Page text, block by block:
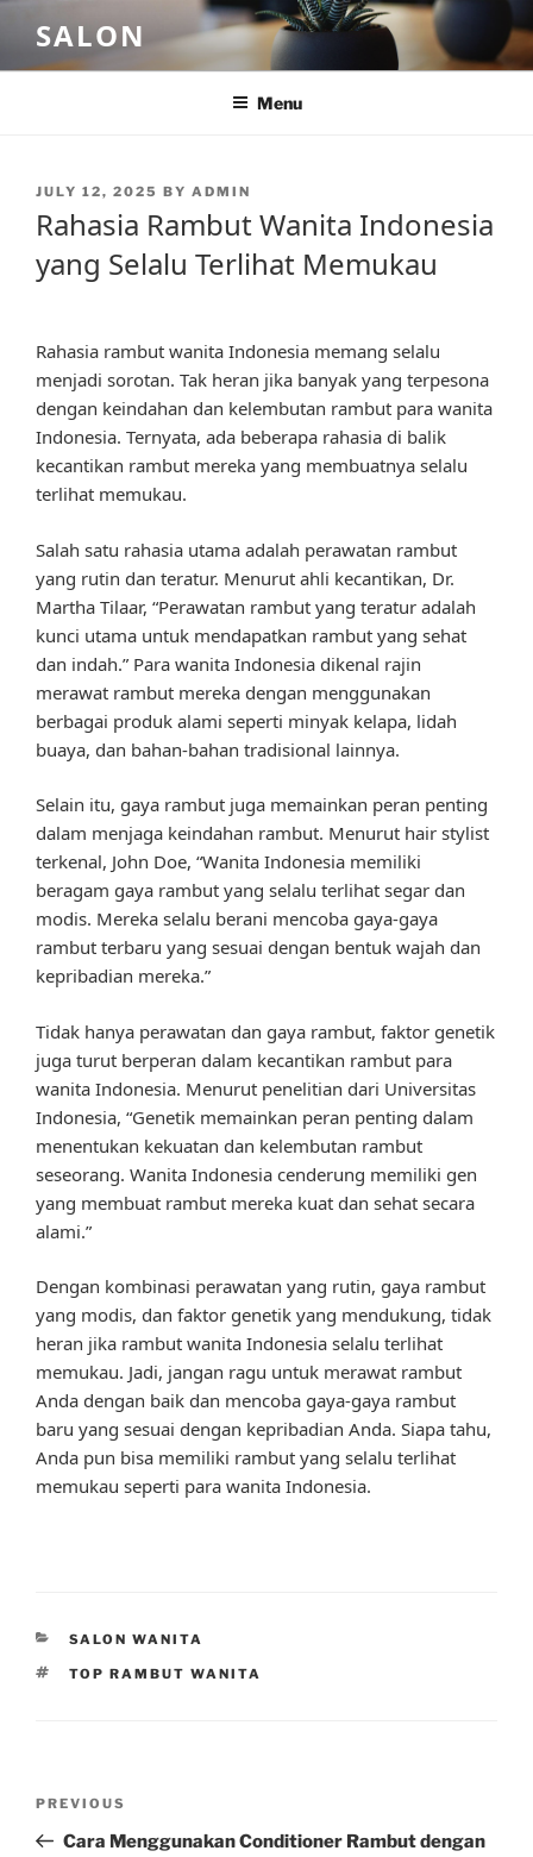
content
SALON
Menu
POSTED
JULY 12, 2025 BY ADMIN
Rahasia Rambut Wanita Indonesia
yang Selalu Terlihat Memukau
Rahasia rambut wanita Indonesia memang selalu
menjadi sorotan. Tak heran jika banyak yang terpesona
dengan keindahan dan kelembutan rambut para wanita
Indonesia. Ternyata, ada beberapa rahasia di balik
kecantikan rambut mereka yang membuatnya selalu
terlihat memukau.
Salah satu rahasia utama adalah perawatan rambut
yang rutin dan teratur. Menurut ahli kecantikan, Dr.
Martha Tilaar, “Perawatan rambut yang teratur adalah
kunci utama untuk mendapatkan rambut yang sehat
dan indah.” Para wanita Indonesia dikenal rajin
merawat rambut mereka dengan menggunakan
berbagai produk alami seperti minyak kelapa, lidah
buaya, dan bahan-bahan tradisional lainnya.
Selain itu, gaya rambut juga memainkan peran penting
dalam menjaga keindahan rambut. Menurut hair stylist
terkenal, John Doe, “Wanita Indonesia memiliki
beragam gaya rambut yang selalu terlihat segar dan
modis. Mereka selalu berani mencoba gaya-gaya
rambut terbaru yang sesuai dengan bentuk wajah dan
kepribadian mereka.”
Tidak hanya perawatan dan gaya rambut, faktor genetik
juga turut berperan dalam kecantikan rambut para
wanita Indonesia. Menurut penelitian dari Universitas
Indonesia, “Genetik memainkan peran penting dalam
menentukan kekuatan dan kelembutan rambut
seseorang. Wanita Indonesia cenderung memiliki gen
yang membuat rambut mereka kuat dan sehat secara
alami.”
Dengan kombinasi perawatan yang rutin, gaya rambut
yang modis, dan faktor genetik yang mendukung, tidak
heran jika rambut wanita Indonesia selalu terlihat
memukau. Jadi, jangan ragu untuk merawat rambut
Anda dengan baik dan mencoba gaya-gaya rambut
baru yang sesuai dengan kepribadian Anda. Siapa tahu,
Anda pun bisa memiliki rambut yang selalu terlihat
memukau seperti para wanita Indonesia.
CATEGORIES
SALON WANITA
TAGS
TOP RAMBUT WANITA
Previous
Post
PREVIOUS
Cara Menggunakan Conditioner Rambut dengan